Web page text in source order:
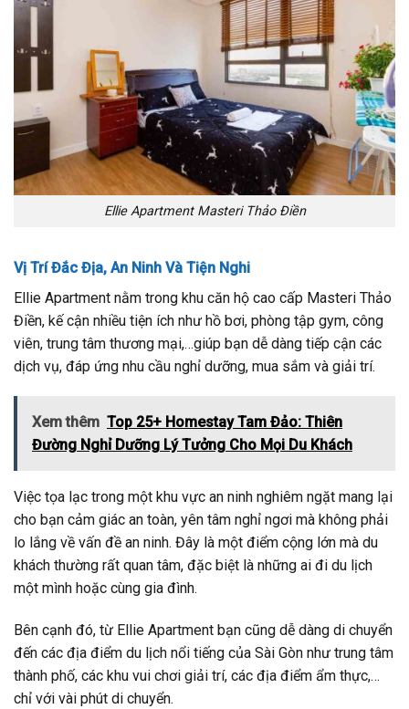
Ellie Apartment Masteri Thảo Điền
Vị Trí Đắc Địa, An Ninh Và Tiện Nghi
Ellie Apartment nằm trong khu căn hộ cao cấp Masteri Thảo
Điền, kế cận nhiều tiện ích như hồ bơi, phòng tập gym, công
viên, trung tâm thương mại,…giúp bạn dễ dàng tiếp cận các
dịch vụ, đáp ứng nhu cầu nghỉ dưỡng, mua sắm và giải trí.
Xem thêm Top 25+ Homestay Tam Đảo: Thiên
Đường Nghỉ Dưỡng Lý Tưởng Cho Mọi Du Khách
Việc tọa lạc trong một khu vực an ninh nghiêm ngặt mang lại
cho bạn cảm giác an toàn, yên tâm nghỉ ngơi mà không phải
lo lắng về vấn đề an ninh. Đây là một điểm cộng lớn mà du
khách thường rất quan tâm, đặc biệt là những ai đi du lịch
một mình hoặc cùng gia đình.
Bên cạnh đó, từ Ellie Apartment bạn cũng dễ dàng di chuyển
đến các địa điểm du lịch nổi tiếng của Sài Gòn như trung tâm
thành phố, các khu vui chơi giải trí, các địa điểm ẩm thực,…
chỉ với vài phút di chuyển.